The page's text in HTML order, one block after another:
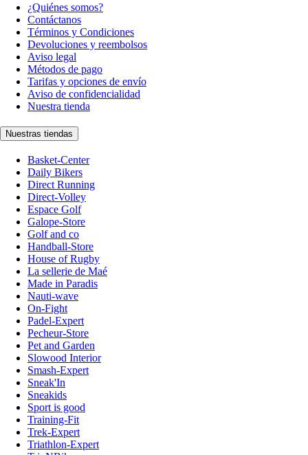
¿Quiénes somos?
Contáctanos
Términos y Condiciones
Devoluciones y reembolsos
Aviso legal
Métodos de pago
Tarifas y opciones de envío
Aviso de confidencialidad
Nuestra tienda
Nuestras tiendas
Basket-Center
Daily Bikers
Direct Running
Direct-Volley
Espace Golf
Galope-Store
Golf and co
Handball-Store
House of Rugby
La sellerie de Maé
Made in Paradis
Nauti-wave
On-Fight
Padel-Expert
Pecheur-Store
Pet and Garden
Slowood Interior
Smash-Expert
Sneak'In
Sneakids
Sport is good
Training-Fit
Trek-Expert
Triathlon-Expert